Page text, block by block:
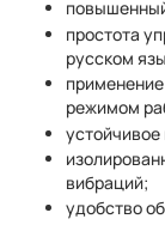
простота
русском
режимом
устойчивое
вибраций;
удобство